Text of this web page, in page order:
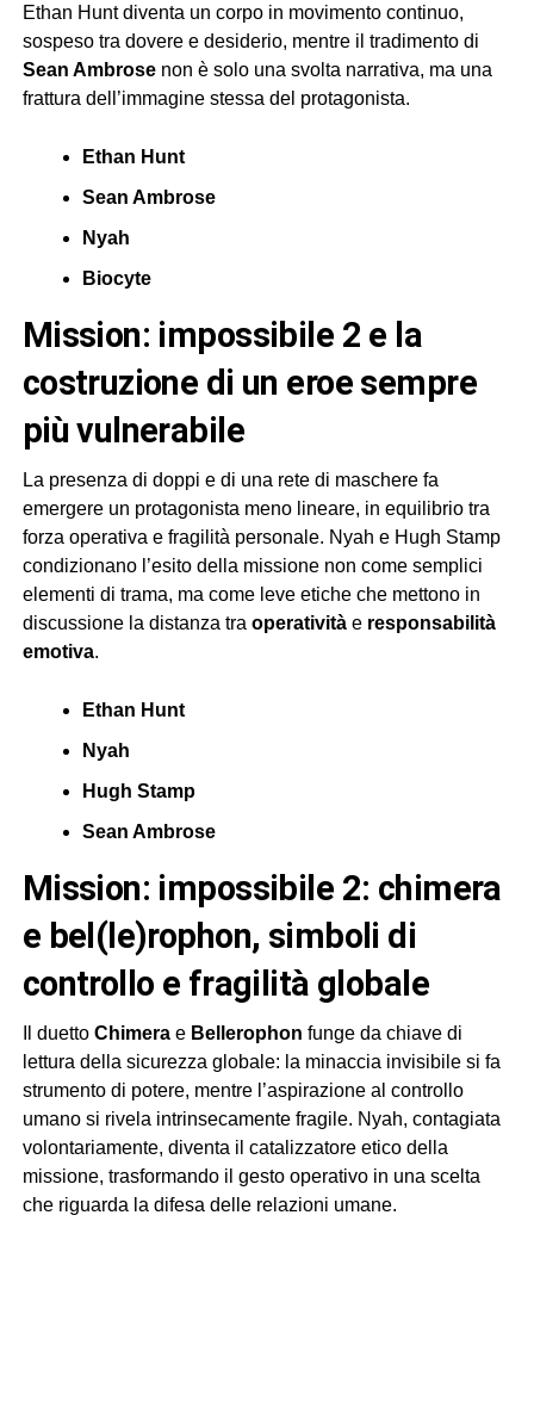
Ethan Hunt diventa un corpo in movimento continuo,
sospeso tra dovere e desiderio, mentre il tradimento di
Sean Ambrosenon è solo una svolta narrativa, ma una
frattura dell’immagine stessa del protagonista.
Ethan Hunt
Sean Ambrose
Nyah
Biocyte
mission: impossibile 2 e la
costruzione di un eroe sempre
più vulnerabile
La presenza di doppi e di una rete di maschere fa
emergere un protagonista meno lineare, in equilibrio tra
forza operativa e fragilità personale. Nyah e Hugh Stamp
condizionano l’esito della missione non come semplici
elementi di trama, ma come leve etiche che mettono in
discussione la distanza tra operativitàe responsabilità
emotiva.
Ethan Hunt
Nyah
Hugh Stamp
Sean Ambrose
mission: impossibile 2: chimera
e bel(le)rophon, simboli di
controllo e fragilità globale
Il duetto Chimerae Bellerophon funge da chiave di
lettura della sicurezza globale: la minaccia invisibile si fa
strumento di potere, mentre l’aspirazione al controllo
umano si rivela intrinsecamente fragile. Nyah, contagiata
volontariamente, diventa il catalizzatore etico della
missione, trasformando il gesto operativo in una scelta
che riguarda la difesa delle relazioni umane.